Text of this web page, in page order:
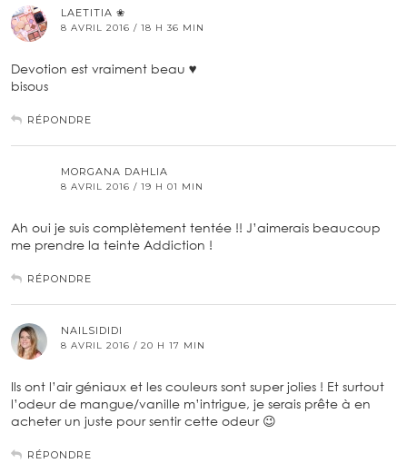
LAETITIA ❀
8 AVRIL 2016 / 18 H 36 MIN
Devotion est vraiment beau ♥
bisous
RÉPONDRE
MORGANA DAHLIA
8 AVRIL 2016 / 19 H 01 MIN
Ah oui je suis complètement tentée !! J’aimerais beaucoup
me prendre la teinte Addiction !
RÉPONDRE
NAILSIDIDI
8 AVRIL 2016 / 20 H 17 MIN
Ils ont l’air géniaux et les couleurs sont super jolies ! Et surtout
l’odeur de mangue/vanille m’intrigue, je serais prête à en
acheter un juste pour sentir cette odeur 😉
RÉPONDRE